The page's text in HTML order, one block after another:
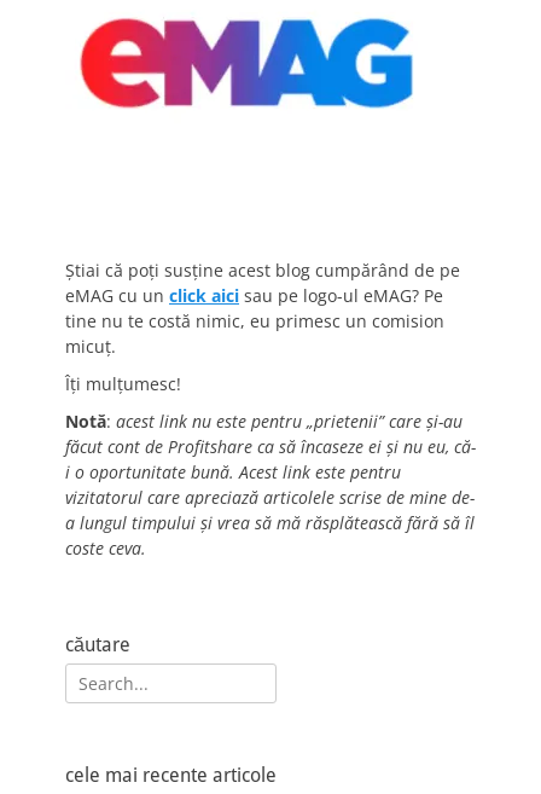
Știai că poți susține acest blog cumpărând de pe
eMAG cu un click aici sau pe logo-ul eMAG? Pe
tine nu te costă nimic, eu primesc un comision
micuț.
Îți mulțumesc!
Notă: acest link nu este pentru „prietenii” care și-au
făcut cont de Profitshare ca să încaseze ei și nu eu, că-
i o oportunitate bună. Acest link este pentru
vizitatorul care apreciază articolele scrise de mine de-
a lungul timpului și vrea să mă răsplătească fără să îl
coste ceva.
căutare
Search
for:
cele mai recente articole